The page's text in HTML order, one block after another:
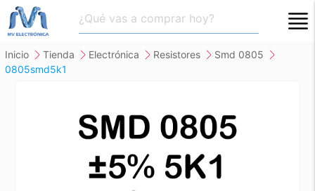
inicio tienda electrónica resistores
smd 0805
0805smd5k1